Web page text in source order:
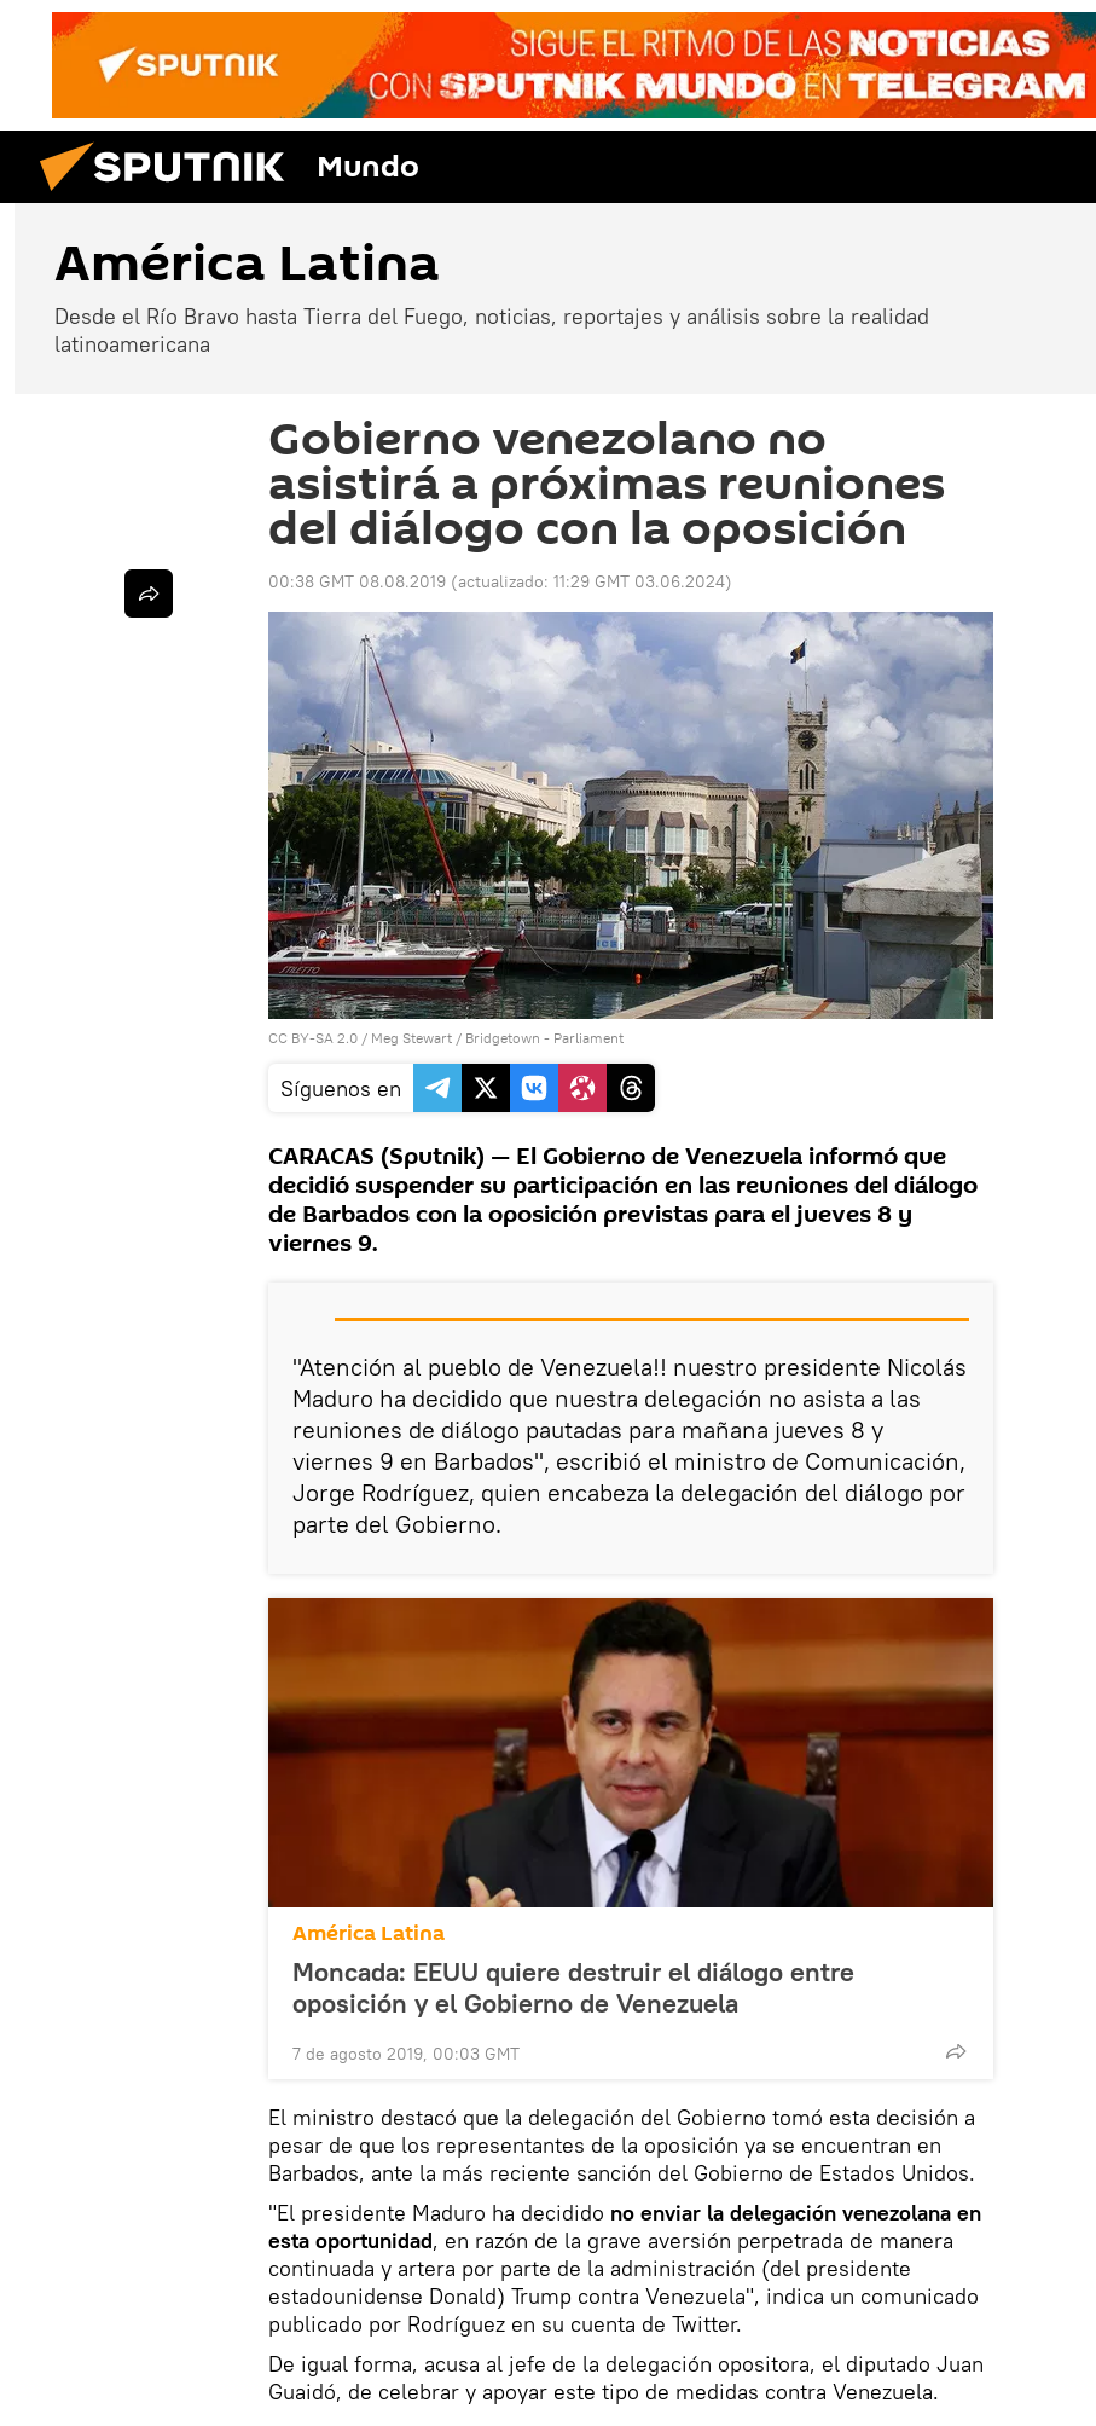
Mundo
América Latina
Desde el Río Bravo hasta Tierra del Fuego, noticias, reportajes y análisis sobre la realidad
latinoamericana
Gobierno venezolano no
asistirá a próximas reuniones
del diálogo con la oposición
00:38 GMT 08.08.2019 (actualizado: 11:29 GMT 03.06.2024)
CC BY-SA 2.0 / Meg Stewart / Bridgetown - Parliament
Síguenos en
CARACAS (Sputnik) — El Gobierno de Venezuela informó que
decidió suspender su participación en las reuniones del diálogo
de Barbados con la oposición previstas para el jueves 8 y
viernes 9.
"Atención al pueblo de Venezuela!! nuestro presidente Nicolás
Maduro ha decidido que nuestra delegación no asista a las
reuniones de diálogo pautadas para mañana jueves 8 y
viernes 9 en Barbados", escribió el ministro de Comunicación,
Jorge Rodríguez, quien encabeza la delegación del diálogo por
parte del Gobierno.
América Latina
Moncada: EEUU quiere destruir el diálogo entre
oposición y el Gobierno de Venezuela
7 de agosto 2019, 00:03 GMT
El ministro destacó que la delegación del Gobierno tomó esta decisión a
pesar de que los representantes de la oposición ya se encuentran en
Barbados, ante la más reciente sanción del Gobierno de Estados Unidos.
"El presidente Maduro ha decidido no enviar la delegación venezolana en
esta oportunidad, en razón de la grave aversión perpetrada de manera
continuada y artera por parte de la administración (del presidente
estadounidense Donald) Trump contra Venezuela", indica un comunicado
publicado por Rodríguez en su cuenta de Twitter.
De igual forma, acusa al jefe de la delegación opositora, el diputado Juan
Guaidó, de celebrar y apoyar este tipo de medidas contra Venezuela.